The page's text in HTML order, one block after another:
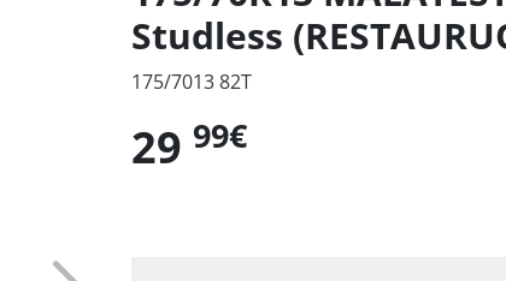
Studless
175/7013 82T
29 99€